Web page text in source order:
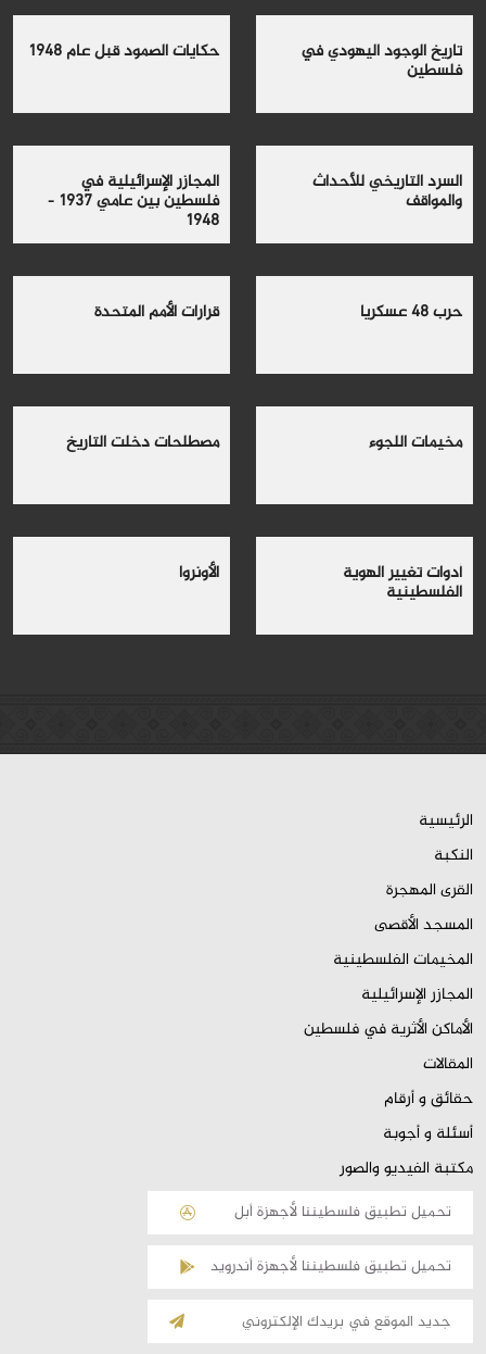
تاريخ الوجود اليهودي في
فلسطين
حكايات الصمود قبل عام 1948
السرد التاريخي للأحداث
والمواقف
المجازر الإسرائيلية في
فلسطين بين عامي 1937 -
1948
حرب 48 عسكريا قرارات الأمم المتحدة
مخيمات اللجوء مصطلحات دخلت التاريخ
أدوات تغيير الهوية
الفلسطينية
الأونروا
الرئيسية
النكبة
القرى المهجرة
المسجد الأقصى
المخيمات الفلسطينية
المجازر الإسرائيلية
الأماكن الأثرية في فلسطين
المقالات
حقائق و أرقام
أسئلة و أجوبة
مكتبة الفيديو والصور
تحميل تطبيق فلسطيننا لأجهزة أبل
تحميل تطبيق فلسطيننا لأجهزة أندرويد